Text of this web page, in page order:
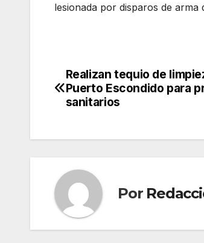
lesionada por disparos de
Navegación
de
Realizan tequio de
Puerto Escondido para
sanitarios
Por